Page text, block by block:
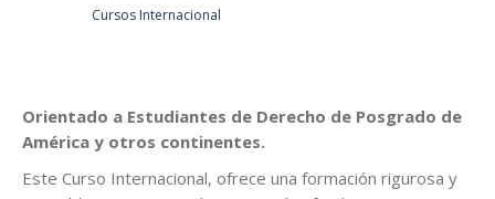
Cursos Internacional
Orientado a Estudiantes de Derecho de Posgrado de
América y otros continentes.
Este Curso Internacional, ofrece una formación rigurosa y